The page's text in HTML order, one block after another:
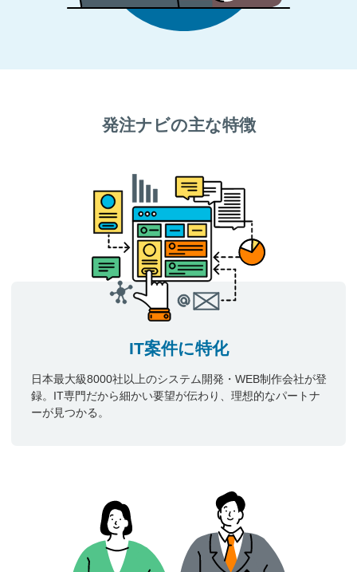
発注ナビの主な特徴
IT案件に特化
日本最大級8000社以上のシステム開発・WEB制作会社が登
録。IT専門だから細かい要望が伝わり、理想的なパートナ
ーが見つかる。